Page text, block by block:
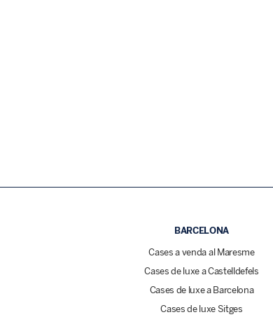
BARCELONA
Cases a venda al Maresme
Cases de luxe a Castelldefels
Cases de luxe a Barcelona
Cases de luxe Sitges